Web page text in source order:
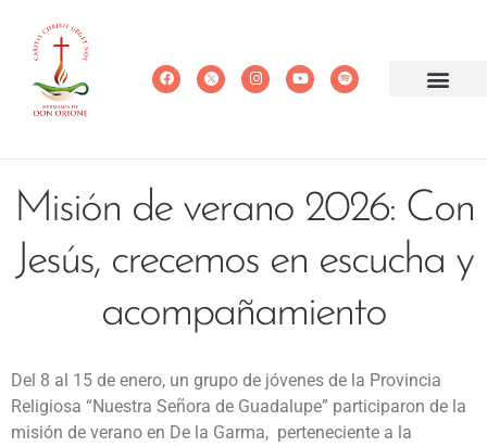
Misión de verano 2026: Con
Jesús, crecemos en escucha y
acompañamiento
Del 8 al 15 de enero, un grupo de jóvenes de la Provincia
Religiosa “Nuestra Señora de Guadalupe” participaron de la
misión de verano en De la Garma, perteneciente a la